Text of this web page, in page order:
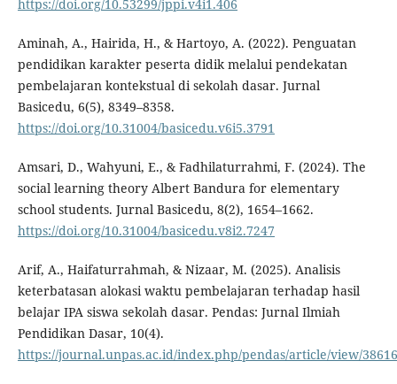
https://doi.org/10.53299/jppi.v4i1.406
Aminah, A., Hairida, H., & Hartoyo, A. (2022). Penguatan
pendidikan karakter peserta didik melalui pendekatan
pembelajaran kontekstual di sekolah dasar. Jurnal
Basicedu, 6(5), 8349–8358.
https://doi.org/10.31004/basicedu.v6i5.3791
Amsari, D., Wahyuni, E., & Fadhilaturrahmi, F. (2024). The
social learning theory Albert Bandura for elementary
school students. Jurnal Basicedu, 8(2), 1654–1662.
https://doi.org/10.31004/basicedu.v8i2.7247
Arif, A., Haifaturrahmah, & Nizaar, M. (2025). Analisis
keterbatasan alokasi waktu pembelajaran terhadap hasil
belajar IPA siswa sekolah dasar. Pendas: Jurnal Ilmiah
Pendidikan Dasar, 10(4).
https://journal.unpas.ac.id/index.php/pendas/article/view/38616